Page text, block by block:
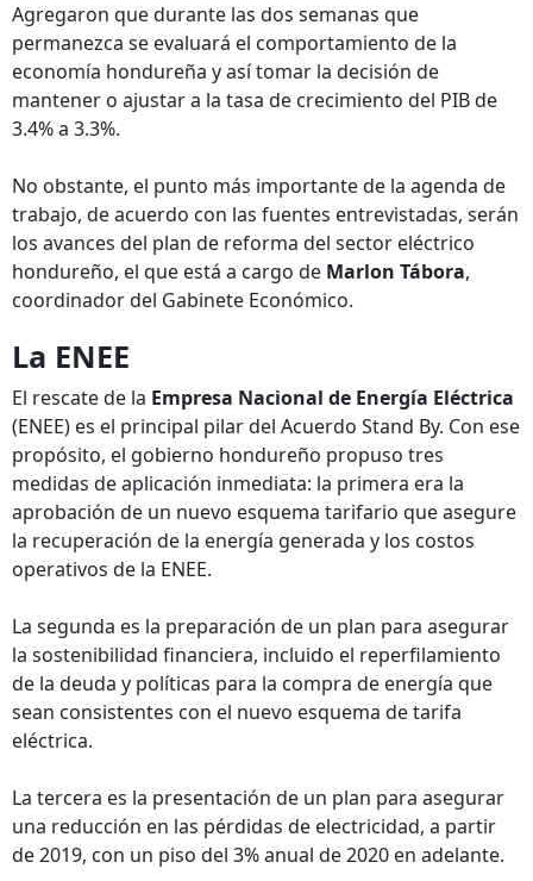
Agregaron que durante las dos semanas que
permanezca se evaluará el comportamiento de la
economía hondureña y así tomar la decisión de
mantener o ajustar a la tasa de crecimiento del PIB de
3.4% a 3.3%.
No obstante, el punto más importante de la agenda de
trabajo, de acuerdo con las fuentes entrevistadas, serán
los avances del plan de reforma del sector eléctrico
hondureño, el que está a cargo de Marlon Tábora,
coordinador del Gabinete Económico.
La ENEE
El rescate de la Empresa Nacional de Energía Eléctrica
(ENEE) es el principal pilar del Acuerdo Stand By. Con ese
propósito, el gobierno hondureño propuso tres
medidas de aplicación inmediata: la primera era la
aprobación de un nuevo esquema tarifario que asegure
la recuperación de la energía generada y los costos
operativos de la ENEE.
La segunda es la preparación de un plan para asegurar
la sostenibilidad financiera, incluido el reperfilamiento
de la deuda y políticas para la compra de energía que
sean consistentes con el nuevo esquema de tarifa
eléctrica.
La tercera es la presentación de un plan para asegurar
una reducción en las pérdidas de electricidad, a partir
de 2019, con un piso del 3% anual de 2020 en adelante.